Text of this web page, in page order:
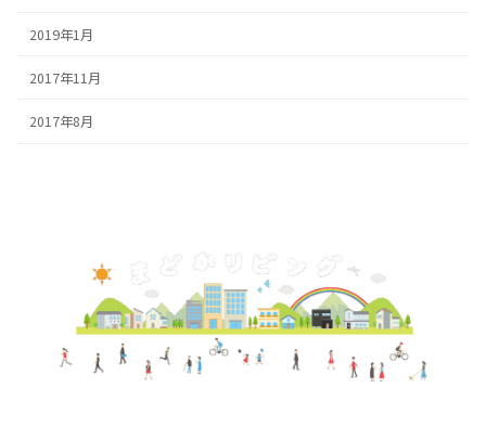
2019年1月
2017年11月
2017年8月